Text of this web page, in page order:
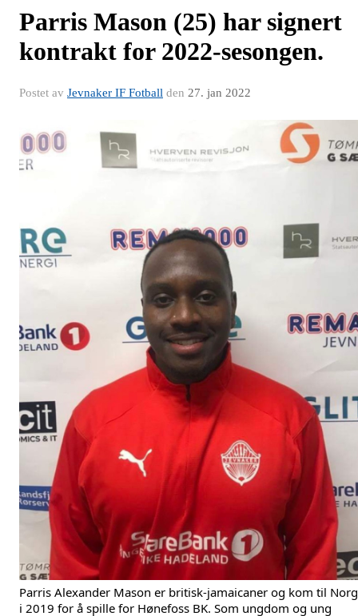
Parris Mason (25) har signert
kontrakt for 2022-sesongen.
Postet av Jevnaker IF Fotball den 27. jan 2022
Parris Alexander Mason er britisk-jamaicaner og kom til
i 2019 for å spille for Hønefoss BK. Som ungdom og ung